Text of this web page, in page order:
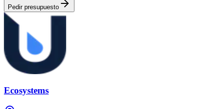
Pedir presupuesto
Ecosystems